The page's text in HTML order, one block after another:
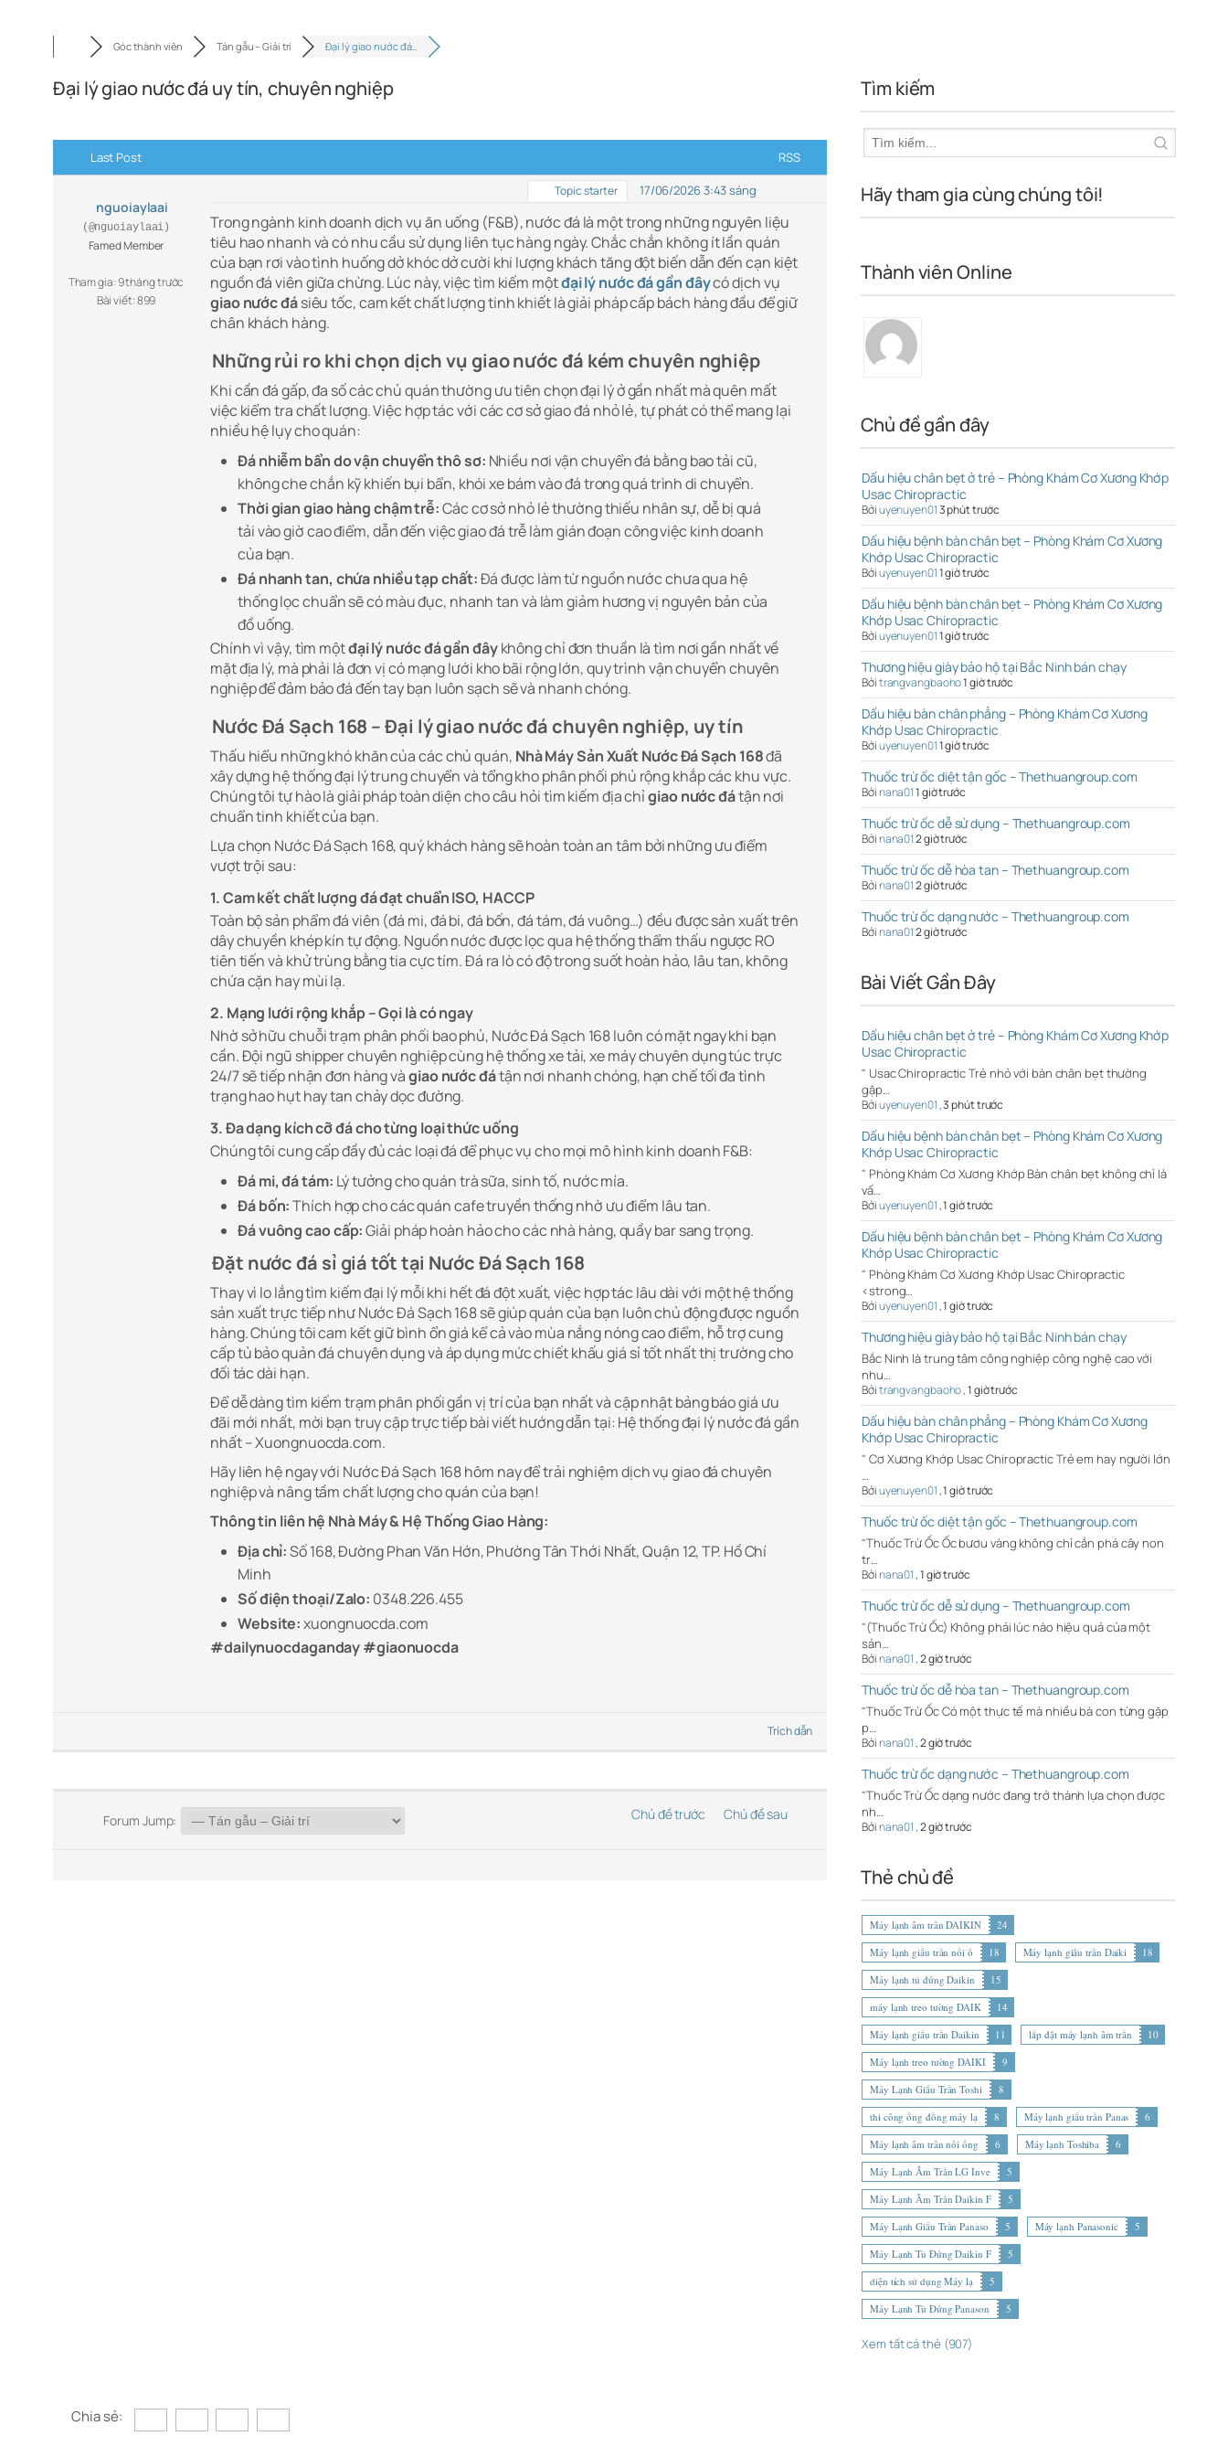
Góc thành viên Tán gẫu – Giải trí Đại lý giao nước đá…
Đại lý giao nước đá uy tín, chuyên nghiệp
Last Post RSS
nguoiaylaai
(@nguoiaylaai)
Famed Member
Tham gia: 9 tháng trước
Bài viết: 899
Topic starter 17/06/2026 3:43 sáng
Trong ngành kinh doanh dịch vụ ăn uống (F&B), nước đá là một trong những nguyên liệu
tiêu hao nhanh và có nhu cầu sử dụng liên tục hàng ngày. Chắc chắn không ít lần quán
của bạn rơi vào tình huống dở khóc dở cười khi lượng khách tăng đột biến dẫn đến cạn kiệt
nguồn đá viên giữa chừng. Lúc này, việc tìm kiếm mộtđại lý nước đá gần đâycó dịch vụ
giao nước đásiêu tốc, cam kết chất lượng tinh khiết là giải pháp cấp bách hàng đầu để giữ
chân khách hàng.
Những rủi ro khi chọn dịch vụ giao nước đá kém chuyên nghiệp
Khi cần đá gấp, đa số các chủ quán thường ưu tiên chọn đại lý ở gần nhất mà quên mất
việc kiểm tra chất lượng. Việc hợp tác với các cơ sở giao đá nhỏ lẻ, tự phát có thể mang lại
nhiều hệ lụy cho quán:
Đá nhiễm bẩn do vận chuyển thô sơ: Nhiều nơi vận chuyển đá bằng bao tải cũ,
không che chắn kỹ khiến bụi bẩn, khói xe bám vào đá trong quá trình di chuyển.
Thời gian giao hàng chậm trễ:Các cơ sở nhỏ lẻ thường thiếu nhân sự, dễ bị quá
tải vào giờ cao điểm, dẫn đến việc giao đá trễ làm gián đoạn công việc kinh doanh
của bạn.
Đá nhanh tan, chứa nhiều tạp chất:Đá được làm từ nguồn nước chưa qua hệ
thống lọc chuẩn sẽ có màu đục, nhanh tan và làm giảm hương vị nguyên bản của
đồ uống.
Chính vì vậy, tìm mộtđại lý nước đá gần đâykhông chỉ đơn thuần là tìm nơi gần nhất về
mặt địa lý, mà phải là đơn vị có mạng lưới kho bãi rộng lớn, quy trình vận chuyển chuyên
nghiệp để đảm bảo đá đến tay bạn luôn sạch sẽ và nhanh chóng.
Nước Đá Sạch 168 – Đại lý giao nước đá chuyên nghiệp, uy tín
Thấu hiểu những khó khăn của các chủ quán, Nhà Máy Sản Xuất Nước Đá Sạch 168đã
xây dựng hệ thống đại lý trung chuyển và tổng kho phân phối phủ rộng khắp các khu vực.
Chúng tôi tự hào là giải pháp toàn diện cho câu hỏi tìm kiếm địa chỉgiao nước đátận nơi
chuẩn tinh khiết của bạn.
Lựa chọn Nước Đá Sạch 168, quý khách hàng sẽ hoàn toàn an tâm bởi những ưu điểm
vượt trội sau:
1. Cam kết chất lượng đá đạt chuẩn ISO, HACCP
Toàn bộ sản phẩm đá viên (đá mi, đá bi, đá bốn, đá tám, đá vuông…) đều được sản xuất trên
dây chuyền khép kín tự động. Nguồn nước được lọc qua hệ thống thẩm thấu ngược RO
tiên tiến và khử trùng bằng tia cực tím. Đá ra lò có độ trong suốt hoàn hảo, lâu tan, không
chứa cặn hay mùi lạ.
2. Mạng lưới rộng khắp – Gọi là có ngay
Nhờ sở hữu chuỗi trạm phân phối bao phủ, Nước Đá Sạch 168 luôn có mặt ngay khi bạn
cần. Đội ngũ shipper chuyên nghiệp cùng hệ thống xe tải, xe máy chuyên dụng túc trực
24/7 sẽ tiếp nhận đơn hàng vàgiao nước đátận nơi nhanh chóng, hạn chế tối đa tình
trạng hao hụt hay tan chảy dọc đường.
3. Đa dạng kích cỡ đá cho từng loại thức uống
Chúng tôi cung cấp đầy đủ các loại đá để phục vụ cho mọi mô hình kinh doanh F&B:
Đá mi, đá tám: Lý tưởng cho quán trà sữa, sinh tố, nước mía.
Đá bốn:Thích hợp cho các quán cafe truyền thống nhờ ưu điểm lâu tan.
Đá vuông cao cấp:Giải pháp hoàn hảo cho các nhà hàng, quầy bar sang trọng.
Đặt nước đá sỉ giá tốt tại Nước Đá Sạch 168
Thay vì lo lắng tìm kiếm đại lý mỗi khi hết đá đột xuất, việc hợp tác lâu dài với một hệ thống
sản xuất trực tiếp như Nước Đá Sạch 168 sẽ giúp quán của bạn luôn chủ động được nguồn
hàng. Chúng tôi cam kết giữ bình ổn giá kể cả vào mùa nắng nóng cao điểm, hỗ trợ cung
cấp tủ bảo quản đá chuyên dụng và áp dụng mức chiết khấu giá sỉ tốt nhất thị trường cho
đối tác dài hạn.
Để dễ dàng tìm kiếm trạm phân phối gần vị trí của bạn nhất và cập nhật bảng báo giá ưu
đãi mới nhất, mời bạn truy cập trực tiếp bài viết hướng dẫn tại: Hệ thống đại lý nước đá gần
nhất – Xuongnuocda.com.
Hãy liên hệ ngay với Nước Đá Sạch 168 hôm nay để trải nghiệm dịch vụ giao đá chuyên
nghiệp và nâng tầm chất lượng cho quán của bạn!
Thông tin liên hệ Nhà Máy & Hệ Thống Giao Hàng:
Địa chỉ:Số 168, Đường Phan Văn Hớn, Phường Tân Thới Nhất, Quận 12, TP. Hồ Chí
Minh
Số điện thoại/Zalo: 0348.226.455
Website:xuongnuocda.com
#dailynuocdaganday #giaonuocda
Trích dẫn
Forum Jump: Chủ đề trước Chủ đề sau
Tìm kiếm
Hãy tham gia cùng chúng tôi!
Thành viên Online
Chủ đề gần đây
Dấu hiệu chân bẹt ở trẻ – Phòng Khám Cơ Xương Khớp
Usac Chiropractic
Bởiuyenuyen013 phút trước
Dấu hiệu bệnh bàn chân bẹt – Phòng Khám Cơ Xương
Khớp Usac Chiropractic
Bởiuyenuyen011 giờ trước
Dấu hiệu bệnh bàn chân bẹt – Phòng Khám Cơ Xương
Khớp Usac Chiropractic
Bởiuyenuyen011 giờ trước
Thương hiệu giày bảo hộ tại Bắc Ninh bán chạy
Bởitrangvangbaoho1 giờ trước
Dấu hiệu bàn chân phẳng – Phòng Khám Cơ Xương
Khớp Usac Chiropractic
Bởiuyenuyen011 giờ trước
Thuốc trừ ốc diệt tận gốc – Thethuangroup.com
Bởinana011 giờ trước
Thuốc trừ ốc dễ sử dụng – Thethuangroup.com
Bởinana012 giờ trước
Thuốc trừ ốc dễ hòa tan – Thethuangroup.com
Bởinana012 giờ trước
Thuốc trừ ốc dạng nước – Thethuangroup.com
Bởinana012 giờ trước
Bài Viết Gần Đây
Dấu hiệu chân bẹt ở trẻ – Phòng Khám Cơ Xương Khớp
Usac Chiropractic
" Usac Chiropractic Trẻ nhỏ với bàn chân bẹt thường
gặp…
Bởiuyenuyen01,3 phút trước
Dấu hiệu bệnh bàn chân bẹt – Phòng Khám Cơ Xương
Khớp Usac Chiropractic
" Phòng Khám Cơ Xương Khớp Bàn chân bẹt không chỉ là
vấ…
Bởiuyenuyen01,1 giờ trước
Dấu hiệu bệnh bàn chân bẹt – Phòng Khám Cơ Xương
Khớp Usac Chiropractic
" Phòng Khám Cơ Xương Khớp Usac Chiropractic
<strong…
Bởiuyenuyen01,1 giờ trước
Thương hiệu giày bảo hộ tại Bắc Ninh bán chạy
Bắc Ninh là trung tâm công nghiệp công nghệ cao với
nhu…
Bởitrangvangbaoho,1 giờ trước
Dấu hiệu bàn chân phẳng – Phòng Khám Cơ Xương
Khớp Usac Chiropractic
" Cơ Xương Khớp Usac Chiropractic Trẻ em hay người lớn
…
Bởiuyenuyen01,1 giờ trước
Thuốc trừ ốc diệt tận gốc – Thethuangroup.com
"Thuốc Trừ Ốc Ốc bươu vàng không chỉ cắn phá cây non
tr…
Bởinana01,1 giờ trước
Thuốc trừ ốc dễ sử dụng – Thethuangroup.com
"(Thuốc Trừ Ốc) Không phải lúc nào hiệu quả của một
sản…
Bởinana01,2 giờ trước
Thuốc trừ ốc dễ hòa tan – Thethuangroup.com
"Thuốc Trừ Ốc Có một thực tế mà nhiều bà con từng gặp
p…
Bởinana01,2 giờ trước
Thuốc trừ ốc dạng nước – Thethuangroup.com
"Thuốc Trừ Ốc dạng nước đang trở thành lựa chọn được
nh…
Bởinana01,2 giờ trước
Thẻ chủ đề
Máy lạnh âm trần DAIKIN
24
Máy lạnh giấu trần nối ố
18 Máy lạnh giấu trần Daiki
18
Máy lạnh tủ đứng Daikin
15
máy lạnh treo tường DAIK
14
Máy lạnh giấu trần Daikin
11 lắp đặt máy lạnh âm trần
10
Máy lạnh treo tường DAIKI
9
Máy Lạnh Giấu Trần Toshi
8
thi công ống đồng máy lạ
8 Máy lạnh giấu trần Panas
6
Máy lạnh âm trần nối ống
6 Máy lạnh Toshiba
6
Máy Lạnh Âm Trần LG Inve
5
Máy Lạnh Âm Trần Daikin F
5
Máy Lạnh Giấu Trần Panaso
5 Máy lạnh Panasonic
5
Máy Lạnh Tủ Đứng Daikin F
5
diện tích sử dụng Máy lạ
5
Máy Lạnh Tủ Đứng Panason
5
Xem tất cả thẻ (907)
Chia sẻ: